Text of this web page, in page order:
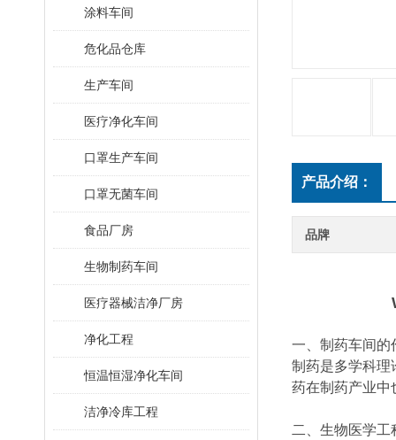
涂料车间
危化品仓库
生产车间
医疗净化车间
口罩生产车间
口罩无菌车间
食品厂房
生物制药车间
医疗器械洁净厂房
净化工程
恒温恒湿净化车间
洁净冷库工程
产品介绍：
品牌
一、制药车间的
制药是多学科理
药在制药产业中
二、生物医学工